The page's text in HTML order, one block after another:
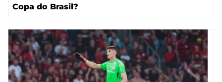
Copa do Brasil?